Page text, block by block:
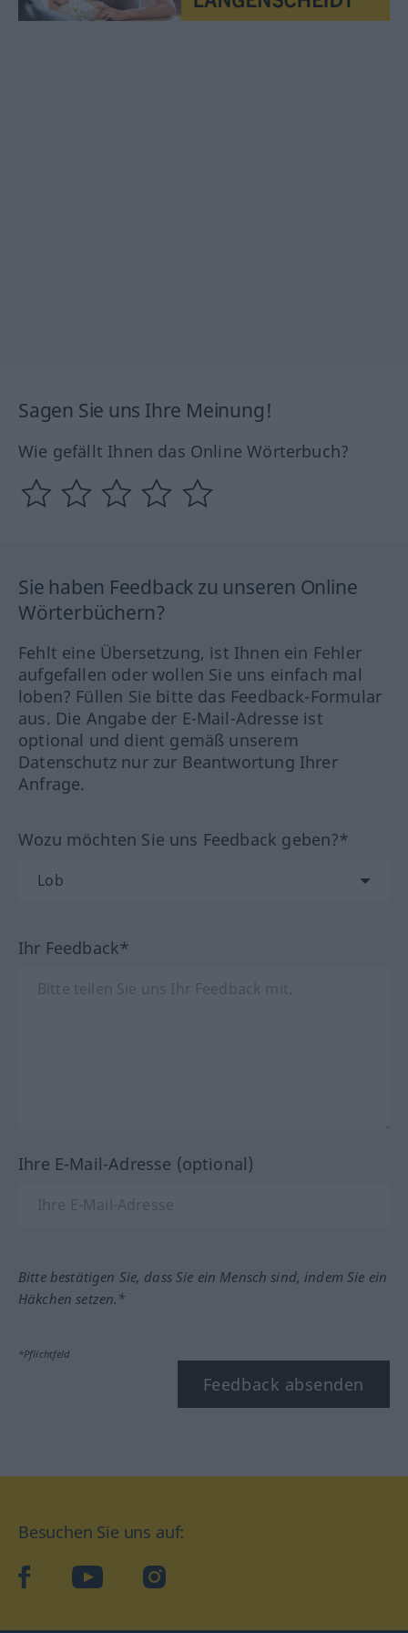
Sagen Sie uns Ihre Meinung!
Wie gefällt Ihnen das Online Wörterbuch?
Sie haben Feedback zu unseren Online
Wörterbüchern?
Fehlt eine Übersetzung, ist Ihnen ein Fehler
aufgefallen oder wollen Sie uns einfach mal
loben? Füllen Sie bitte das Feedback-Formular
aus. Die Angabe der E-Mail-Adresse ist
optional und dient gemäß unserem
Datenschutz nur zur Beantwortung Ihrer
Anfrage.
Wozu möchten Sie uns Feedback geben?*
Ihr Feedback*
Ihre E-Mail-Adresse (optional)
Bitte bestätigen Sie, dass Sie ein Mensch sind, indem Sie ein
Häkchen setzen.*
*Pflichtfeld
Feedback absenden
Besuchen Sie uns auf:
facebookYouTube Instagram